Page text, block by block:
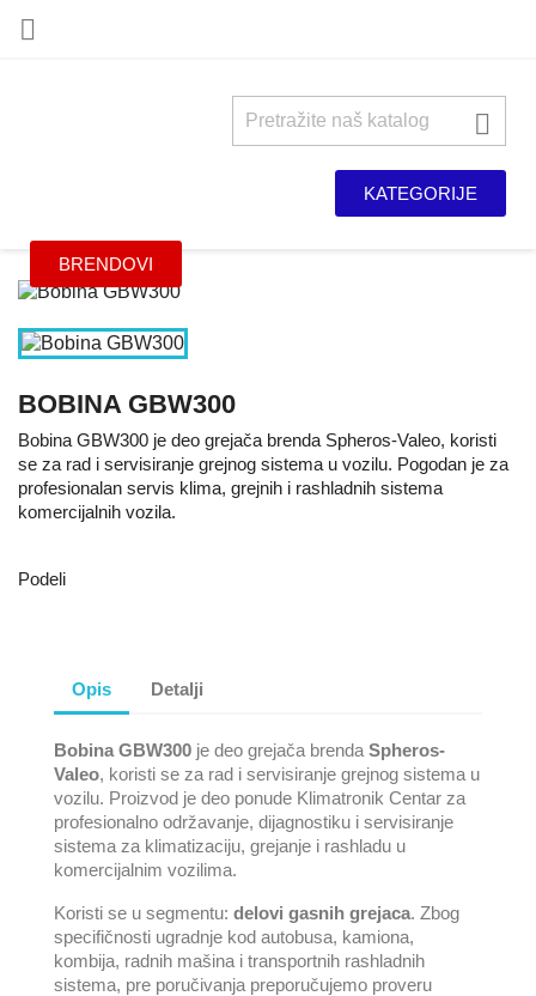


KATEGORIJE
BRENDOVI
BOBINA GBW300
Bobina GBW300 je deo grejača brenda Spheros-Valeo, koristi
se za rad i servisiranje grejnog sistema u vozilu. Pogodan je za
profesionalan servis klima, grejnih i rashladnih sistema
komercijalnih vozila.
Podeli
Opis Detalji
Bobina GBW300 je deo grejača brenda Spheros-
Valeo, koristi se za rad i servisiranje grejnog sistema u
vozilu. Proizvod je deo ponude Klimatronik Centar za
profesionalno održavanje, dijagnostiku i servisiranje
sistema za klimatizaciju, grejanje i rashladu u
komercijalnim vozilima.
Koristi se u segmentu: delovi gasnih grejaca. Zbog
specifičnosti ugradnje kod autobusa, kamiona,
kombija, radnih mašina i transportnih rashladnih
sistema, pre poručivanja preporučujemo proveru